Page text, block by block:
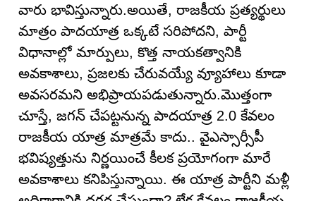
వారు భావిస్తున్నారు.అయితే, రాజకీయ ప్రత్యర్థులు
మాత్రం పాదయాత్ర ఒక్కటే సరిపోదని, పార్టీ
విధానాల్లో మార్పులు, కొత్త నాయకత్వానికి
అవకాశాలు, ప్రజలకు చేరువయ్యే వ్యూహాలు కూడా
అవసరమని అభిప్రాయపడుతున్నారు.మొత్తంగా
చూస్తే, జగన్ చేపట్టనున్న పాదయాత్ర 2.0 కేవలం
రాజకీయ యాత్ర మాత్రమే కాదు.. వైఎస్సార్సీపీ
భవిష్యత్తును నిర్ణయించే కీలక ప్రయోగంగా మారే
అవకాశాలు కనిపిస్తున్నాయి. ఈ యాత్ర పార్టీని మళ్లీ